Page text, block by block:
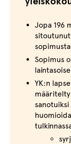
Jopa 196
Sopimus
YK:n